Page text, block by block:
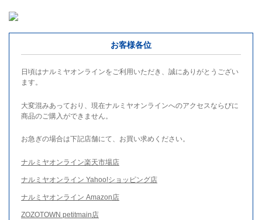
お客様各位
日頃はナルミヤオンラインをご利用いただき、誠にありがとうござい
ます。
大変混みあっており、現在ナルミヤオンラインへのアクセスならびに
商品のご購入ができません。
お急ぎの場合は下記店舗にて、お買い求めください。
ナルミヤオンライン楽天市場店
ナルミヤオンライン Yahoo!ショッピング店
ナルミヤオンライン Amazon店
ZOZOTOWN petitmain店